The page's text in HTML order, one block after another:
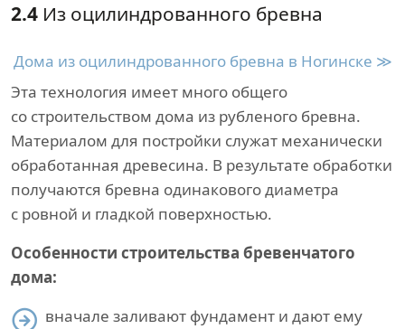
2.4 Из оцилиндрованного бревна
Дома из оцилиндрованного бревна в Ногинске ≫
Эта технология имеет много общего
со строительством дома из рубленого бревна.
Материалом для постройки служат механически
обработанная древесина. В результате обработки
получаются бревна одинакового диаметра
с ровной и гладкой поверхностью.
Особенности строительства бревенчатого
дома:
вначале заливают фундамент и дают ему